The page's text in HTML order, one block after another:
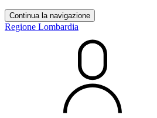
Continua la navigazione
Regione Lombardia